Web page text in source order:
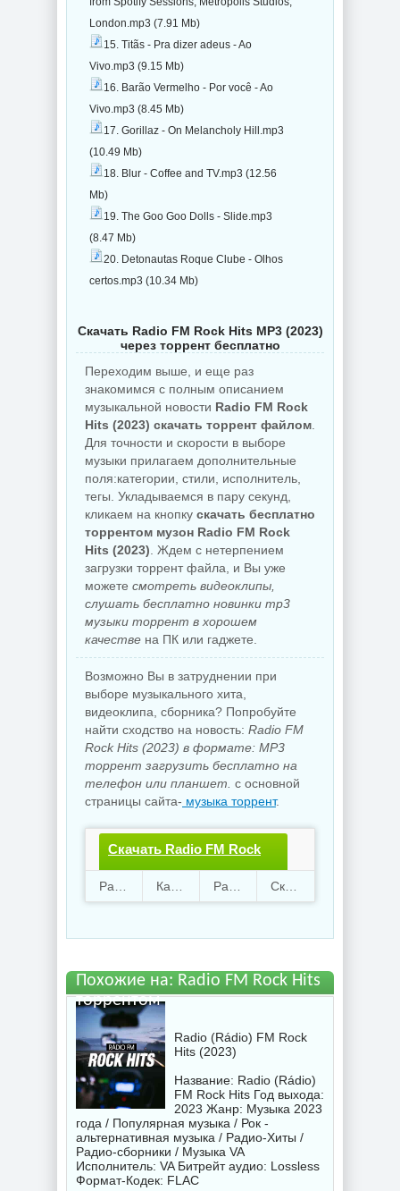
London.mp3 (7.91 Mb)
15. Titãs - Pra dizer adeus - Ao
Vivo.mp3 (9.15 Mb)
16. Barão Vermelho - Por você - Ao
Vivo.mp3 (8.45 Mb)
17. Gorillaz - On Melancholy Hill.mp3
(10.49 Mb)
18. Blur - Coffee and TV.mp3 (12.56
Mb)
19. The Goo Goo Dolls - Slide.mp3
(8.47 Mb)
20. Detonautas Roque Clube - Olhos
certos.mp3 (10.34 Mb)
Скачать Radio FM Rock Hits MP3 (2023)
через торрент бесплатно
Переходим выше, и еще раз
знакомимся с полным описанием
музыкальной новости Radio FM Rock
Hits (2023) скачать торрент файлом
Для точности и скорости в выборе
музыки прилагаем дополнительные
поля:категории, стили, исполнитель,
тегы. Укладываемся в пару секунд,
кликаем на кнопку скачать бесплатно
торрентом музон Radio FM Rock
Hits (2023) . Ждем с нетерпением
загрузки торрент файла, и Вы уже
можете смотреть видеоклипы,
слушать бесплатно новинки mp3
музыки торрент в хорошем
качестве на ПК или гаджете.
Возможно Вы в затруднении при
выборе музыкального хита,
видеоклипа, сборника? Попробуйте
найти сходство на новость: Radio FM
Rock Hits (2023) в формате: MP3
торрент загрузить бесплатно на
телефон или планшет. с основной
страницы сайта- музыка торрент.
Скачать Radio FM Rock
Hits.torrent файл
42 52 192.03 Mb
Похожие на: Radio FM Rock Hits
торрентом
Radio (Rádio) FM Rock
Hits (2023)
Название: Radio (Rádio)
FM Rock Hits Год выхода:
2023 Жанр: Музыка 2023
года / Популярная музыка / Рок -
альтернативная музыка / Радио-Хиты /
Радио-сборники / Музыка VA
Исполнитель: VAБитрейт аудио: Lossless
Формат-Кодек: FLAC